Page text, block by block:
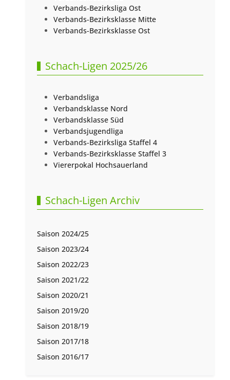
Verbands-Bezirksliga Ost
Verbands-Bezirksklasse Mitte
Verbands-Bezirksklasse Ost
Schach-Ligen 2025/26
Verbandsliga
Verbandsklasse Nord
Verbandsklasse Süd
Verbandsjugendliga
Verbands-Bezirksliga Staffel 4
Verbands-Bezirksklasse Staffel 3
Viererpokal Hochsauerland
Schach-Ligen Archiv
Saison 2024/25
Saison 2023/24
Saison 2022/23
Saison 2021/22
Saison 2020/21
Saison 2019/20
Saison 2018/19
Saison 2017/18
Saison 2016/17